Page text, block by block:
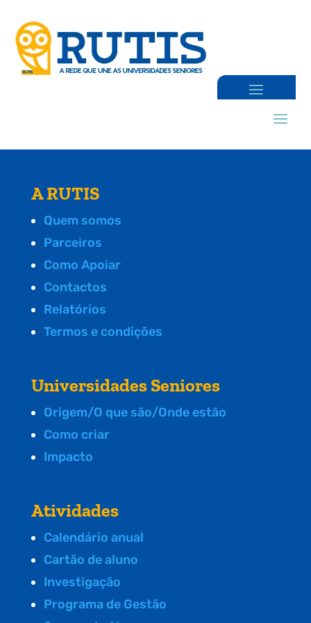
A RUTIS
Quem somos
Parceiros
Como Apoiar
Contactos
Relatórios
Termos e condições
Universidades Seniores
Origem/O que são/Onde estão
Como criar
Impacto
Atividades
Calendário anual
Cartão de aluno
Investigação
Programa de Gestão